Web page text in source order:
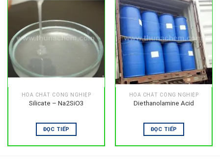
HÓA CHẤT CÔNG NGHIỆP
Silicate – Na2SiO3
ĐỌC TIẾP
HÓA CHẤT CÔNG NGHIỆP
Diethanolamine Acid
ĐỌC TIẾP